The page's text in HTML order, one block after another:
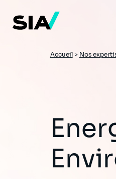
contenu
principal
Fil
Accueil> Nos
Energie, Utilities et